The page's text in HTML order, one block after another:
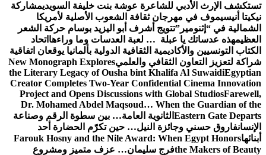
تستكشف الإرث الأدبي للشاعرة عوشة بنت خليفة السويديمشاركة
نيكيتا أنيسيموف في مهرجان ثقافة الشعوب الأصلية لأمريكا
الشمالية في “إثنومير”تتويج أشرف أبو اليزيد بوسام حركة الشعر
العظيمهذه عدساتك يا عبلة … لعبة العدسات وما وراءها اتحاد
الكتاب التونسيين والأكاديمية الثقافية الدولية بألمانيا يوقعان اتفاقية
شراكة لتعزيز التعاون الثقافي والعلميNew Monograph Explores
the Literary Legacy of Ousha bint Khalifa Al SuwaidiEgyptian
Creator Completes Two-Year Confidential Cinema Innovation
Project and Opens Discussions with Global StudiosFarewell,
Dr. Mohamed Abdel Maqsoud… When the Guardian of the
Eastern Gate Departs الثانوية العامة… بين سطوة الرقم وصناعة
الإنسانفاروق حسني وجائزة النيل… حين تكرّم الحضارة أحد
أبنائهاFarouk Hosny and the Nile Award: When Egypt Honors
the Makers of Beautyفرج سليمان… عزف متميز ومشروع